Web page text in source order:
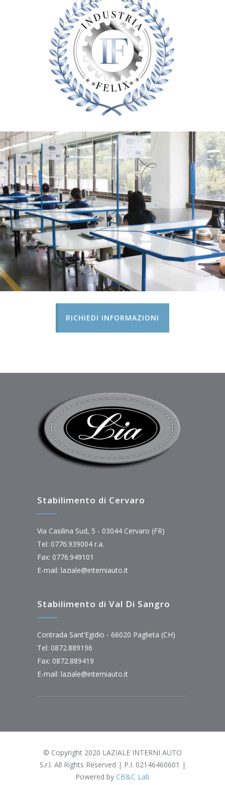
RICHIEDI INFORMAZIONI
Stabilimento di Cervaro
Via Casilina Sud, 5 - 03044 Cervaro (FR)
Tel: 0776.939004 r.a.
Fax: 0776.949101
E-mail: laziale@interniauto.it
Stabilimento di Val Di Sangro
Contrada Sant’Egidio - 66020 Paglieta (CH)
Tel: 0872.889196
Fax: 0872.889419
E-mail: laziale@interniauto.it
© Copyright 2020 LAZIALE INTERNI AUTO
S.r.l. All Rights Reserved | P.I. 02146460601 |
Powered by CB&C Lab